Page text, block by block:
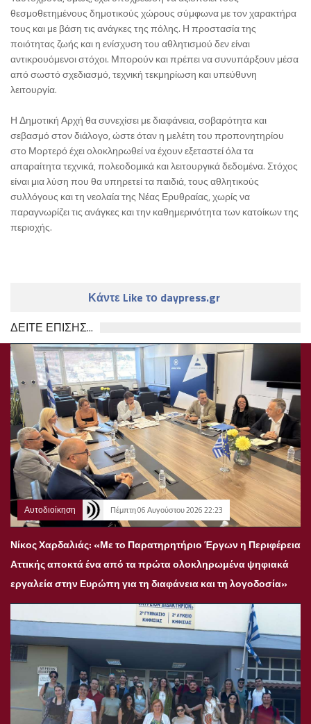
θεσμοθετημένους δημοτικούς χώρους σύμφωνα με τον χαρακτήρα
τους και με βάση τις ανάγκες της πόλης. Η προστασία της
ποιότητας ζωής και η ενίσχυση του αθλητισμού δεν είναι
αντικρουόμενοι στόχοι. Μπορούν και πρέπει να συνυπάρξουν μέσα
από σωστό σχεδιασμό, τεχνική τεκμηρίωση και υπεύθυνη
λειτουργία.
Η Δημοτική Αρχή θα συνεχίσει με διαφάνεια, σοβαρότητα και
σεβασμό στον διάλογο, ώστε όταν η μελέτη του προπονητηρίου
στο Μορτερό έχει ολοκληρωθεί να έχουν εξεταστεί όλα τα
απαραίτητα τεχνικά, πολεοδομικά και λειτουργικά δεδομένα. Στόχος
είναι μια λύση που θα υπηρετεί τα παιδιά, τους αθλητικούς
συλλόγους και τη νεολαία της Νέας Ερυθραίας, χωρίς να
παραγνωρίζει τις ανάγκες και την καθημερινότητα των κατοίκων της
περιοχής.
Κάντε Like το daypress.gr
ΔΕΙΤΕ ΕΠΙΣΗΣ...
Αυτοδιοίκηση Πέμπτη 06 Αυγούστου 2026 22:23
Νίκος Χαρδαλιάς: «Με το Παρατηρητήριο Έργων η Περιφέρεια
Αττικής αποκτά ένα από τα πρώτα ολοκληρωμένα ψηφιακά
εργαλεία στην Ευρώπη για τη διαφάνεια και τη λογοδοσία»